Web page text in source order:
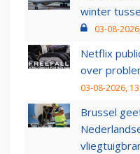
winter
03-08-
Netflix
over
03-08-2026,
Brussel